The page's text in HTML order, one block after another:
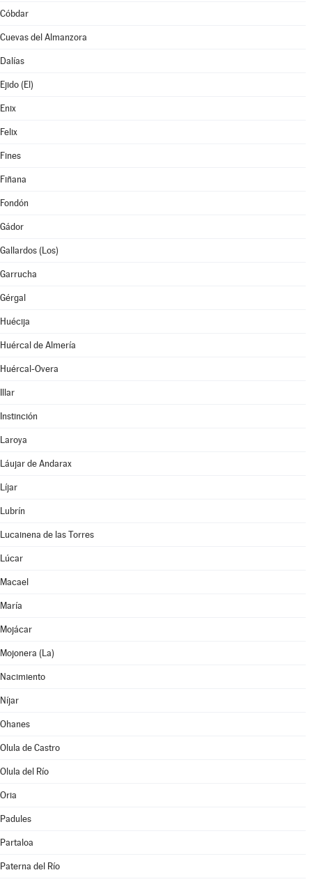
Cóbdar
Cuevas del Almanzora
Dalías
Ejido (El)
Enix
Felix
Fines
Fiñana
Fondón
Gádor
Gallardos (Los)
Garrucha
Gérgal
Huécija
Huércal de Almería
Huércal-Overa
Illar
Instinción
Laroya
Láujar de Andarax
Líjar
Lubrín
Lucainena de las Torres
Lúcar
Macael
María
Mojácar
Mojonera (La)
Nacimiento
Níjar
Ohanes
Olula de Castro
Olula del Río
Oria
Padules
Partaloa
Paterna del Río